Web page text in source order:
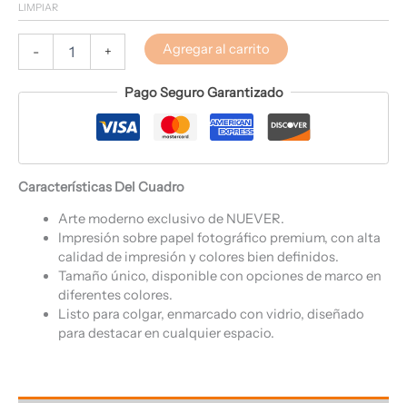
LIMPIAR
- + Agregar al carrito
Pago Seguro Garantizado
Características Del Cuadro
Arte moderno exclusivo de NUEVER.
Impresión sobre papel fotográfico premium, con alta
calidad de impresión y colores bien definidos.
Tamaño único, disponible con opciones de marco en
diferentes colores.
Listo para colgar, enmarcado con vidrio, diseñado
para destacar en cualquier espacio.